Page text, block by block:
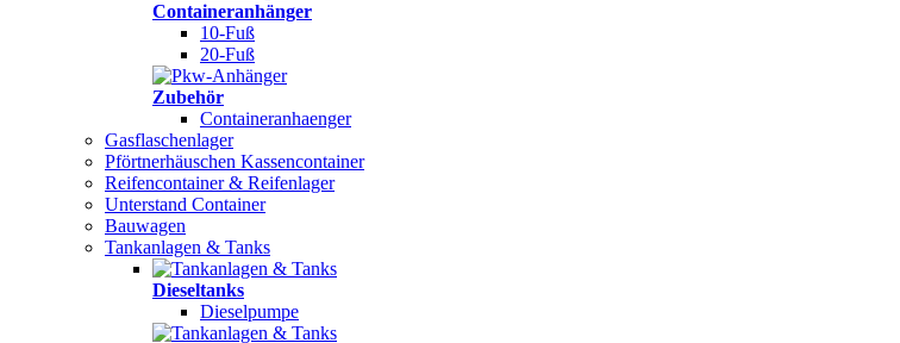
Containeranhänger
10-Fuß
20-Fuß
Zubehör
Containeranhaenger
Gasflaschenlager
Pförtnerhäuschen Kassencontainer
Reifencontainer & Reifenlager
Unterstand Container
Bauwagen
Tankanlagen & Tanks
Dieseltanks
Dieselpumpe